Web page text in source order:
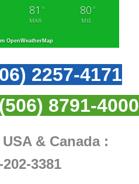
81 °
MAR
80 °
MIE
OpenWeatherMap
2257-4171
(506) 8791-4000
& Canada :
3381